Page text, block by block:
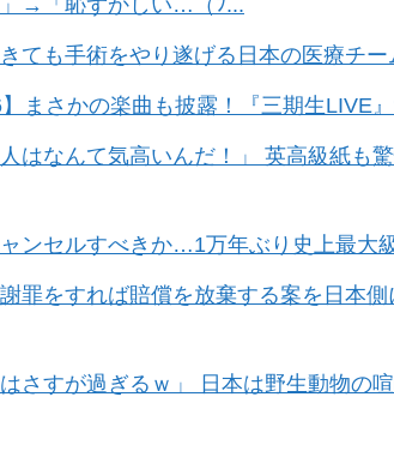
→「恥ずかしい…（ﾌ...
ても手術をやり遂げる日本の医療チ
】まさかの楽曲も披露！『三期生LIVE
はなんて気高いんだ！」 英高級紙も
ンセルすべきか…1万年ぶり史上最大
罪をすれば賠償を放棄する案を日本
さすが過ぎるｗ」 日本は野生動物の